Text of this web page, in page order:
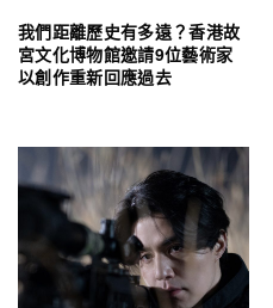
我們距離歷史有多遠？香港故
宮文化博物館邀請9位藝術家
以創作重新回應過去